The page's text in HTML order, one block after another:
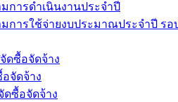
การดำเนินงานประจำปี
การใช้จ่ายงบประมาณประจำปี รอ
ดซื้อจัดจ้าง
จัดจ้าง
ดซื้อจัดจ้าง